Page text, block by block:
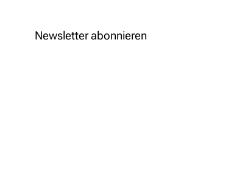
Newsletter abonnieren